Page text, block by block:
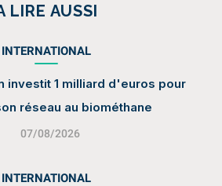
LIRE AUSSI
INTERNATIONAL
investit 1 milliard d'euros pour
réseau au biométhane
07/08/2026
INTERNATIONAL